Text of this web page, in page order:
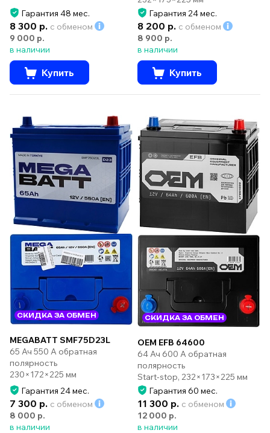
Гарантия 48 мес.
8 300 р. с обменом
9 000 р.
в наличии
Купить
Гарантия 24 мес.
8 200 р. с обменом
8 900 р.
в наличии
Купить
СКИДКА ЗА ОБМЕН
MEGABATT SMF75D23L
65 Ач 550 А обратная
полярность
230×172×225 мм
Гарантия 24 мес.
7 300 р. с обменом
8 000 р.
в наличии
СКИДКА ЗА ОБМЕН
OEM EFB 64600
64 Ач 600 А обратная
полярность
Start-stop, 232×173×225 мм
Гарантия 60 мес.
11 300 р. с обменом
12 000 р.
в наличии